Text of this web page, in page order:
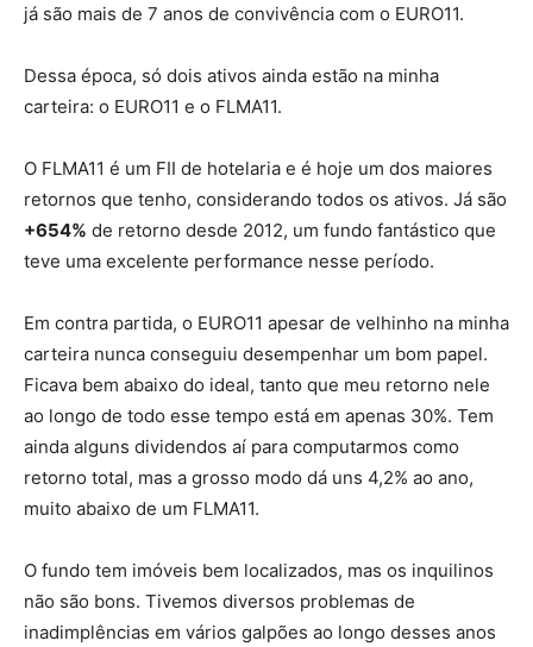
já são mais de 7 anos de convivência com o EURO11.
Dessa época, só dois ativos ainda estão na minha
carteira: o EURO11 e o FLMA11.
O FLMA11 é um FII de hotelaria e é hoje um dos maiores
retornos que tenho, considerando todos os ativos. Já são
+654% de retorno desde 2012, um fundo fantástico que
teve uma excelente performance nesse período.
Em contra partida, o EURO11 apesar de velhinho na minha
carteira nunca conseguiu desempenhar um bom papel.
Ficava bem abaixo do ideal, tanto que meu retorno nele
ao longo de todo esse tempo está em apenas 30%. Tem
ainda alguns dividendos aí para computarmos como
retorno total, mas a grosso modo dá uns 4,2% ao ano,
muito abaixo de um FLMA11.
O fundo tem imóveis bem localizados, mas os inquilinos
não são bons. Tivemos diversos problemas de
inadimplências em vários galpões ao longo desses anos